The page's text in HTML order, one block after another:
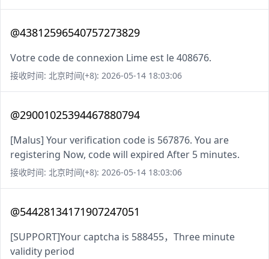
@43812596540757273829
Votre code de connexion Lime est le 408676.
接收时间: 北京时间(+8): 2026-05-14 18:03:06
@29001025394467880794
[Malus] Your verification code is 567876. You are
registering Now, code will expired After 5 minutes.
接收时间: 北京时间(+8): 2026-05-14 18:03:06
@54428134171907247051
[SUPPORT]Your captcha is 588455，Three minute
validity period